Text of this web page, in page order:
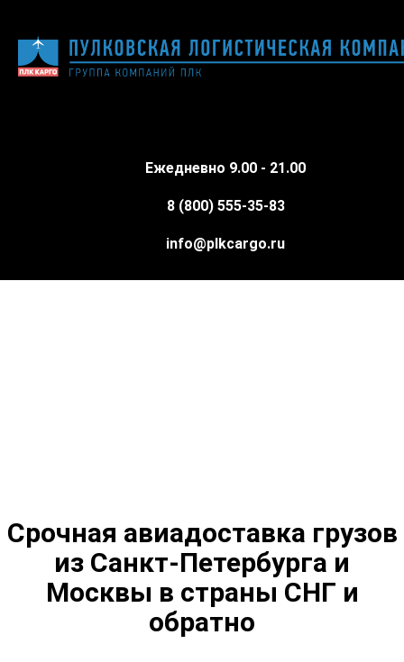
Ежедневно 9.00 - 21.00
8 (800) 555-35-83
info@plkcargo.ru
Срочная авиадоставка грузов
из Санкт-Петербурга и
Москвы в страны СНГ и
обратно